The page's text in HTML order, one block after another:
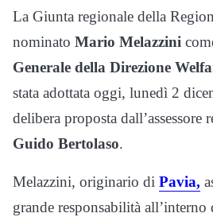
La Giunta regionale della
nominato Mario Melazzini
Generale della Direzione
stata adottata oggi, lunedì 2
delibera proposta dall’assessore
Guido Bertolaso.
Melazzini, originario di Pavia,
grande responsabilità all’interno